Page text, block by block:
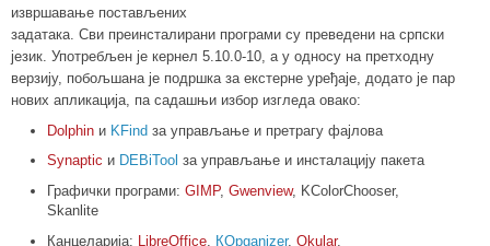
извршавање постављених
задатака Сви преинсталирани програми су преведени на српски
језик. Употребљен је кернел 5.10.0-10, а у односу на претходну
верзију, побољшана је подршка за екстерне уређаје, додато је пар
нових апликација, па садашњи избор изгледа овако:
Dolphinи KFindза управљање и претрагу фајлова
Synaptic и DEBiTool за управљање и инсталацију пакета
Графички програми: GIMP, Gwenview, KColorChooser,
Skanlite
Канцеларија:
LibreOffice, КOрganizer, Okular,